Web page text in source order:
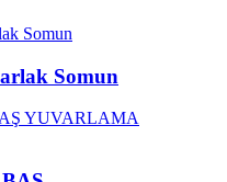
Somun